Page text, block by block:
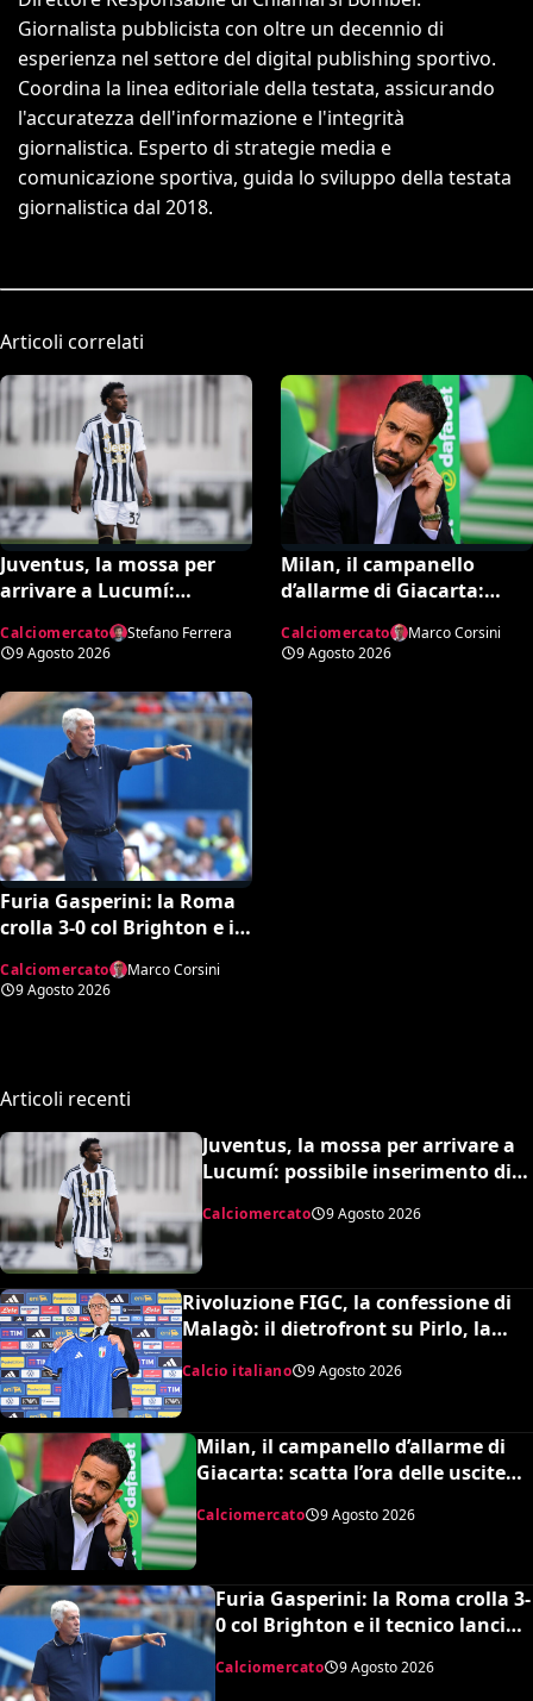
Giornalista pubblicista con oltre un decennio di
esperienza nel settore del digital publishing sportivo.
Coordina la linea editoriale della testata, assicurando
l'accuratezza dell'informazione e l'integrità
giornalistica. Esperto di strategie media e
comunicazione sportiva, guida lo sviluppo della testata
giornalistica dal 2018.
Articoli correlati
Juventus, la mossa per
arrivare a Lucumí:
Cabal come contropartita
Calciomercato
Stefano Ferrera
9 Agosto 2026
Milan, il campanello
d’allarme di Giacarta:
sbloccare Inacio e
Hojbjerg
Calciomercato
Marco Corsini
9 Agosto 2026
Furia Gasperini: la Roma
crolla 3-0 col Brighton e il
mercato
Calciomercato
Marco Corsini
9 Agosto 2026
Articoli recenti
Juventus, la mossa per arrivare a
Lucumí: possibile inserimento di
Calciomercato 9 Agosto 2026
Rivoluzione FIGC, la confessione di
Malagò: il dietrofront su Pirlo, la
scelta Mancini e il nuovo volto
dell’Italia
Calcio italiano 9 Agosto 2026
Milan, il campanello d’allarme di
Giacarta: scatta l’ora delle uscite
Calciomercato 9 Agosto 2026
Furia Gasperini: la Roma crolla 3-
0 col Brighton e il tecnico lancia
l’allarme mercato
Calciomercato 9 Agosto 2026